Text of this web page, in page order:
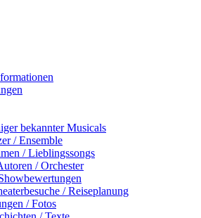
bekannter Musicals
/ Ensemble
/ Lieblingssongs
/ Orchester
/ Reiseplanung
/ Fotos